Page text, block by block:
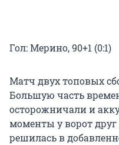
Гол: Мерино, 90+1 (0:1)
Матч двух топовых
Большую часть
осторожничали и
моменты у ворот друг
решилась в